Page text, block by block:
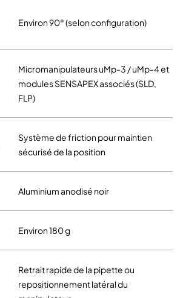
Environ 90° (selon configuration)
Micromanipulateurs uMp-3 / uMp-4 et
modules SENSAPEX associés (SLD,
FLP)
Système de friction pour maintien
sécurisé de la position
Aluminium anodisé noir
Environ 180 g
Retrait rapide de la pipette ou
repositionnement latéral du